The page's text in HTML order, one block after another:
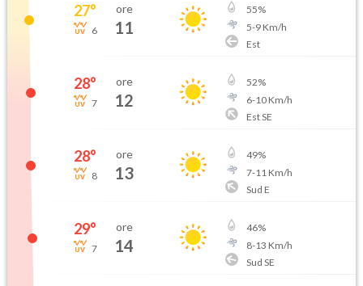
27°
6
ore
11
55%
5-9Km/h
Est
28°
7
ore
12
52%
6-10Km/h
Est SE
28°
8
ore
13
49%
7-11 Km/h
Sud E
29°
7
ore
14
46%
8-13 Km/h
Sud SE